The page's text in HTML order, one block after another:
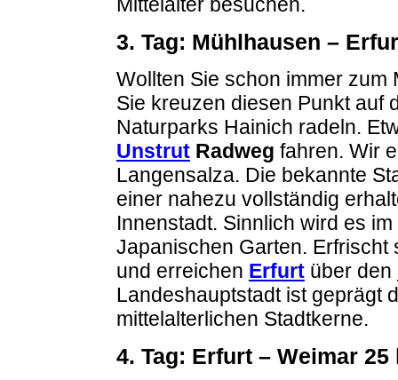
3. Tag: Mühlhausen –
Wollten Sie schon immer
Sie kreuzen diesen Punkt auf
Naturparks Hainich radeln.
UnstrutRadweg fahren. Wir
Langensalza. Die bekannte
einer nahezu vollständig
Innenstadt. Sinnlich wird es
Japanischen Garten. Erfrischt
und erreichen Erfurtüber den
Landeshauptstadt ist geprägt
mittelalterlichen Stadtkerne.
4. Tag: Erfurt – Weimar 25